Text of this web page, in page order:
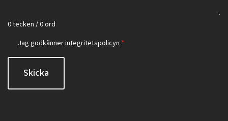
0 tecken / 0 ord
Jag godkännerintegritetspolicyn *
Skicka